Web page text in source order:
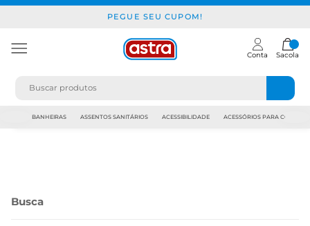
PEGUE SEU CUPOM!
Conta Sacola
BANHEIRAS ASSENTOS SANITÁRIOS ACESSIBILIDADE ACESSÓRIOS PARA